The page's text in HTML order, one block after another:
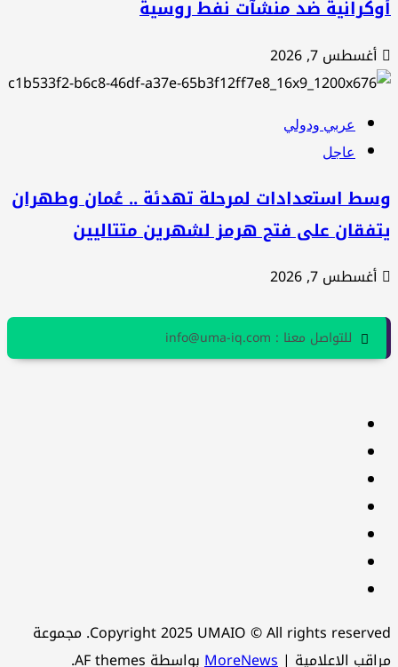
ضد منشآت نفط روسية
أغسطس 7, 2026
عربي ودولي
عاجل
استعدادات لمرحلة تهدئة .. عُمان وطهران
على فتح هرمز لشهرين متتاليين
أغسطس 7, 2026
للتواصل معنا : info@uma-iq.com
facebook
Twitter
youtube
Linkedin
instagram
snapchat
Telegram
Copyright 2025 UMAIO © All rights reserved. مجموعة
الاعلامية|
MoreNewsبواسطة AF themes.